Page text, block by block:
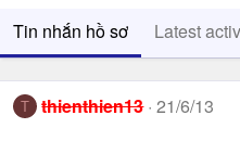
Tin nhắn hồ sơ Latest
T thienthien13 21/6/13